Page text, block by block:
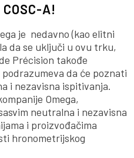
A!
je nedavno (kao elitni
da se uključi u ovu trku,
Précision takođe
da će poznati
i nezavisna ispitivanja.
Omega,
neutralna i nezavisna
i proizvođačima
hronometrijskog